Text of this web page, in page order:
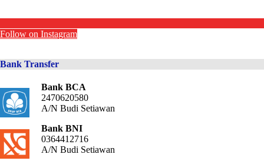
Follow on Instagram
Bank Transfer
Bank BCA
2470620580
A/N Budi Setiawan
Bank BNI
0364412716
A/N Budi Setiawan